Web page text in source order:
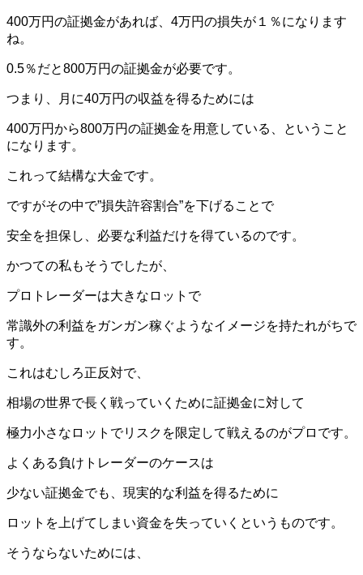
400万円の証拠金があれば、4万円の損失が１％になります
ね。
0.5％だと800万円の証拠金が必要です。
つまり、月に40万円の収益を得るためには
400万円から800万円の証拠金を用意している、ということ
になります。
これって結構な大金です。
ですがその中で”損失許容割合”を下げることで
安全を担保し、必要な利益だけを得ているのです。
かつての私もそうでしたが、
プロトレーダーは大きなロットで
常識外の利益をガンガン稼ぐようなイメージを持たれがちで
す。
これはむしろ正反対で、
相場の世界で長く戦っていくために証拠金に対して
極力小さなロットでリスクを限定して戦えるのがプロです。
よくある負けトレーダーのケースは
少ない証拠金でも、現実的な利益を得るために
ロットを上げてしまい資金を失っていくというものです。
そうならないためには、